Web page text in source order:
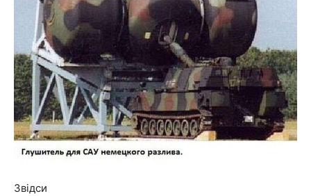
Звідси